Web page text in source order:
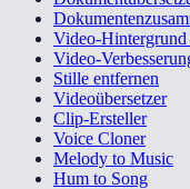
Video-Hintergrund
Video-
Stille entfernen
Videoübersetzer
Clip-Ersteller
Voice Cloner
Melody to Music
Hum to Song